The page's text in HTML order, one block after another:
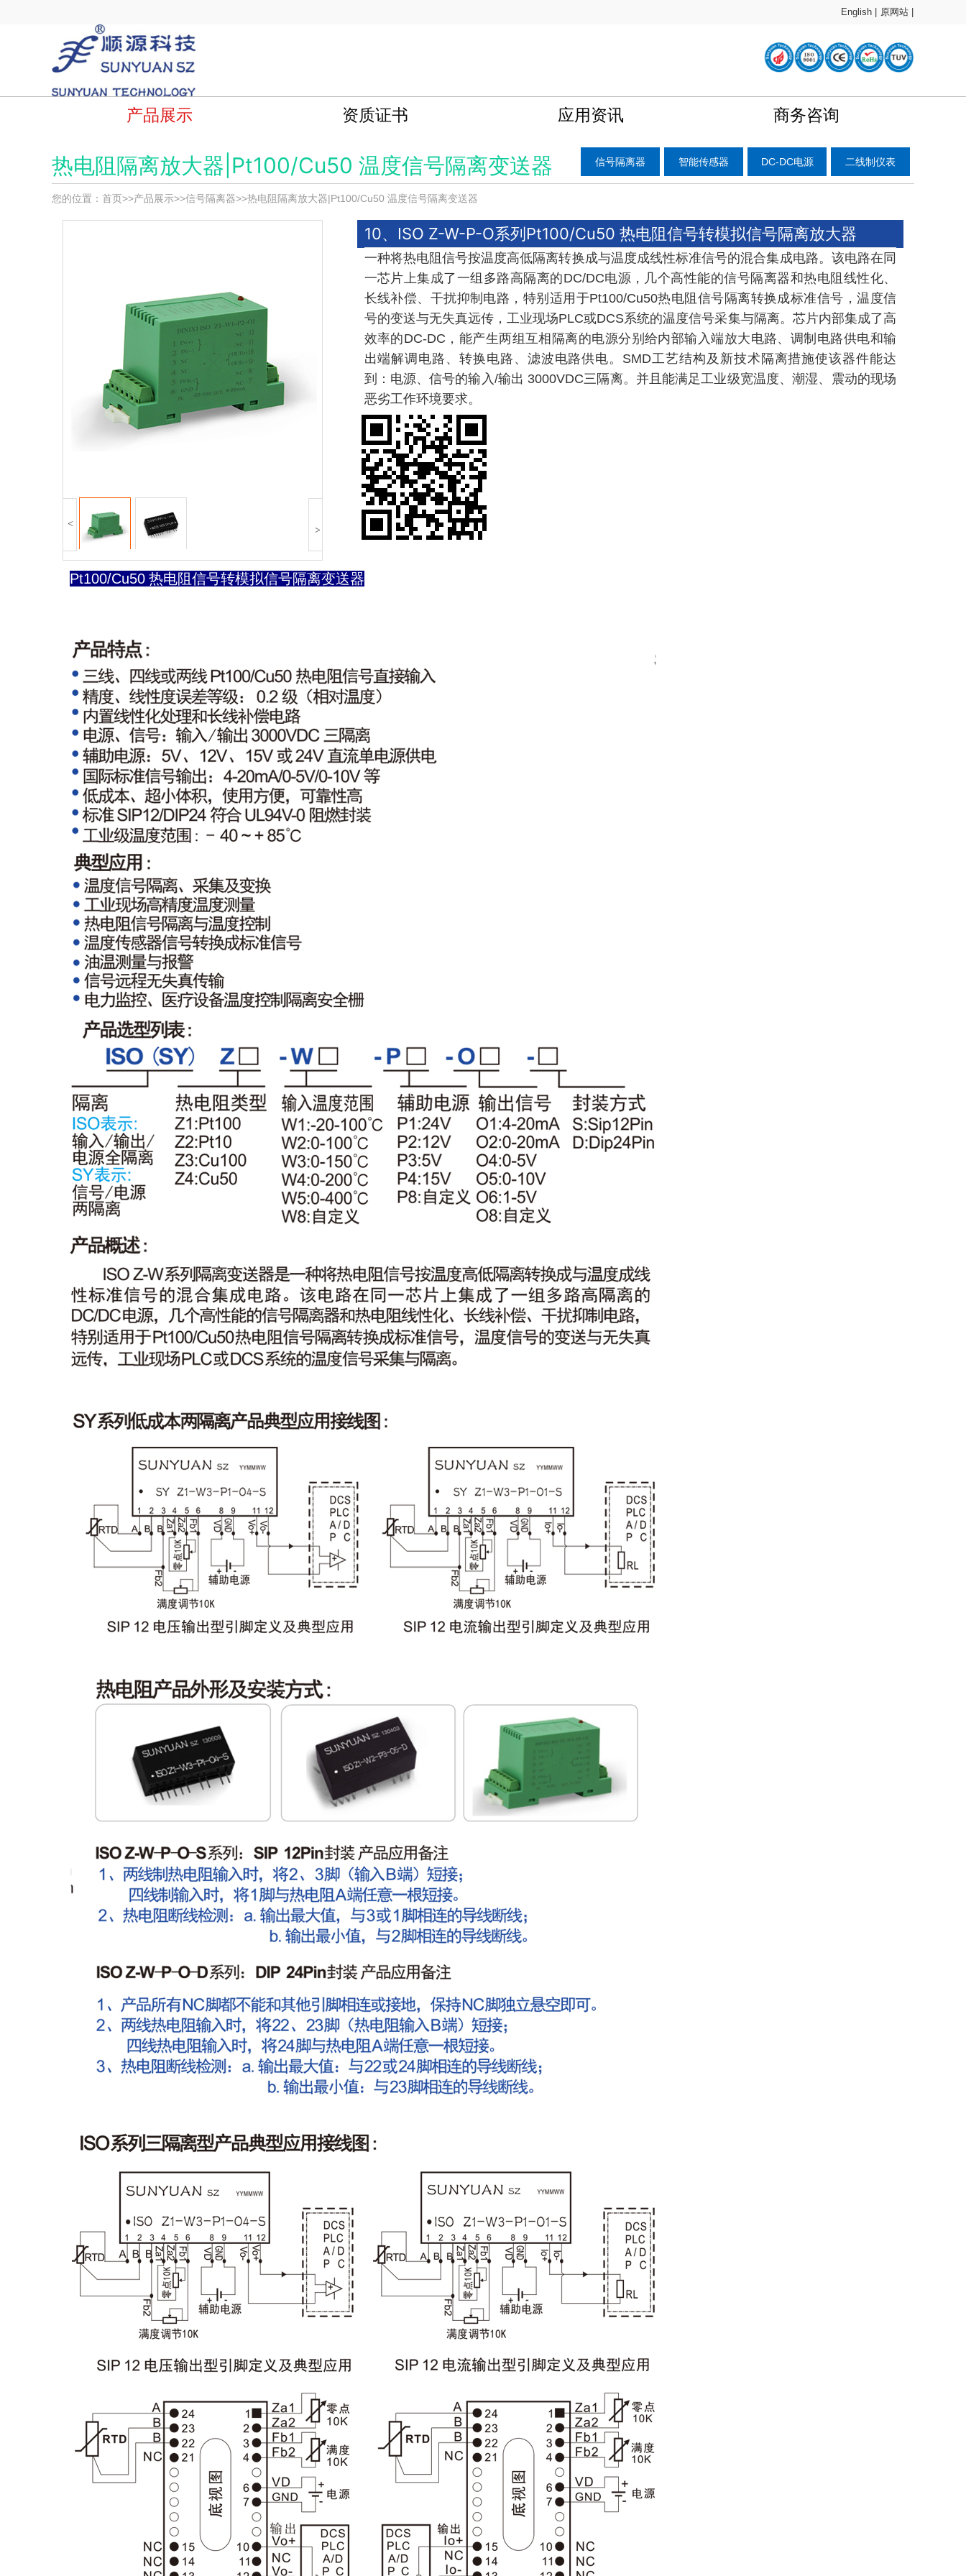
English | 原网站 |
产品展示 资质证书 应用资讯 商务咨询
热电阻隔离放大器|Pt100/Cu50 温度信号隔离变送器 信号隔离器 智能传感器 DC-DC电源 二线制仪表
您的位置： 首页>>产品展示>>信号隔离器>>热电阻隔离放大器|Pt100/Cu50 温度信号隔离变送器
<
>
10、ISO Z-W-P-O系列Pt100/Cu50 热电阻信号转模拟信号隔离放大器
一种将热电阻信号按温度高低隔离转换成与温度成线性标准信号的混合集成电路。该电路在同
一芯片上集成了一组多路高隔离的DC/DC电源，几个高性能的信号隔离器和热电阻线性化、
长线补偿、干扰抑制电路，特别适用于Pt100/Cu50热电阻信号隔离转换成标准信号，温度信
号的变送与无失真远传，工业现场PLC或DCS系统的温度信号采集与隔离。芯片内部集成了高
效率的DC-DC，能产生两组互相隔离的电源分别给内部输入端放大电路、调制电路供电和输
出端解调电路、转换电路、滤波电路供电。SMD工艺结构及新技术隔离措施使该器件能达
到：电源、信号的输入/输出 3000VDC三隔离。并且能满足工业级宽温度、潮湿、震动的现场
恶劣工作环境要求。
Pt100/Cu50 热电阻信号转模拟信号隔离变送器